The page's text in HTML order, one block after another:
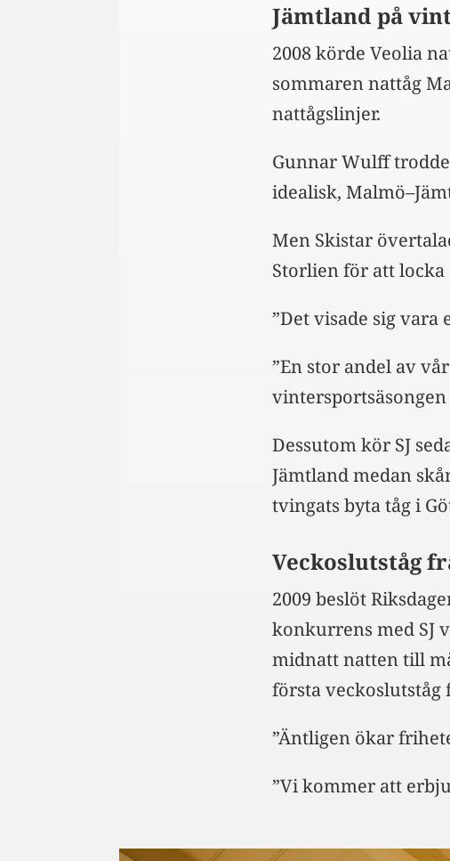
Jämtland på
2008 körde Veolia
sommaren nattåg
nattågslinjer.
Gunnar Wulff
idealisk,
Men Skistar
Storlien för att
”Det visade sig vara
”En stor andel av
vintersportsäsongen
Dessutom kör SJ
Jämtland medan
tvingats byta tåg i
Veckoslutståg
2009 beslöt
konkurrens med SJ
midnatt natten till
första veckoslutståg
”Äntligen ökar
”Vi kommer att